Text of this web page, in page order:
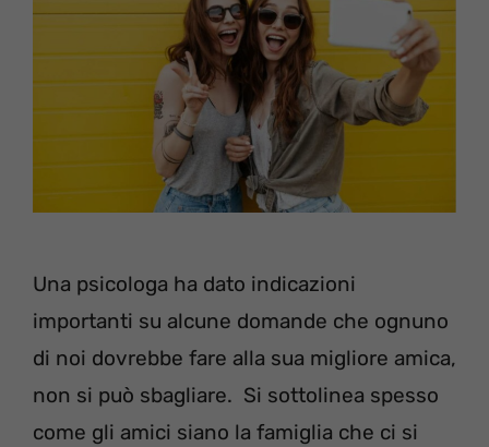
Una psicologa ha dato indicazioni
importanti su alcune domande che ognuno
di noi dovrebbe fare alla sua migliore amica,
non si può sbagliare. Si sottolinea spesso
come gli amici siano la famiglia che ci si